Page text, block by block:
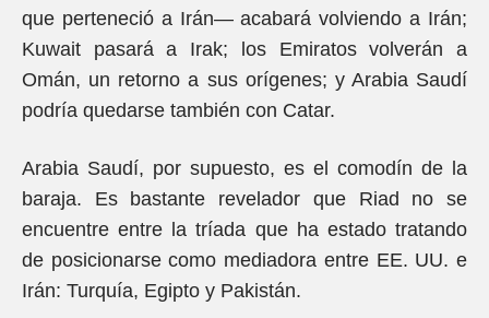
que perteneció a Irán— acabará volviendo a Irán;
Kuwait pasará a Irak; los Emiratos volverán a
Omán, un retorno a sus orígenes; y Arabia Saudí
podría quedarse también con Catar.
Arabia Saudí, por supuesto, es el comodín de la
baraja. Es bastante revelador que Riad no se
encuentre entre la tríada que ha estado tratando
de posicionarse como mediadora entre EE. UU. e
Irán: Turquía, Egipto y Pakistán.